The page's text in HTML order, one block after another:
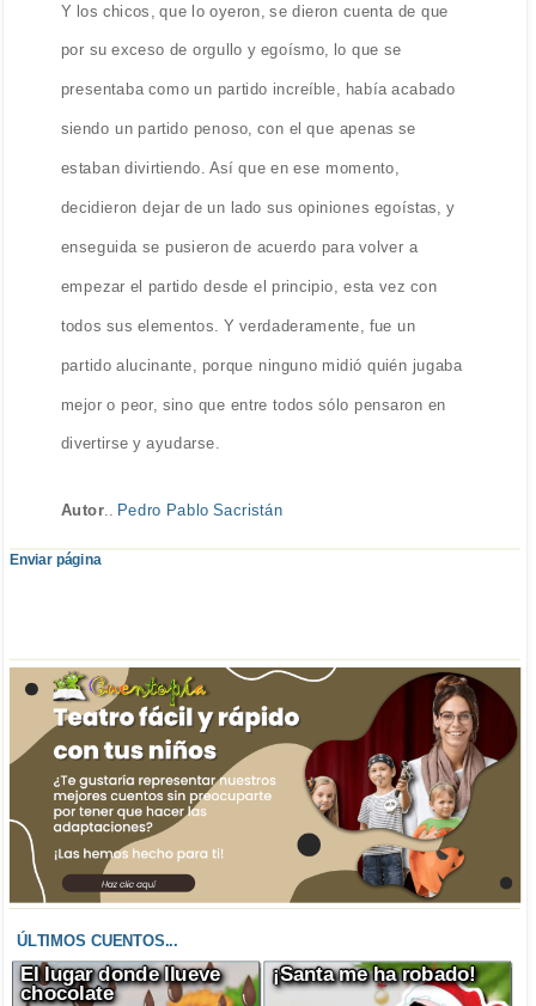
Y los chicos, que lo oyeron, se dieron cuenta de que
por su exceso de orgullo y egoísmo, lo que se
presentaba como un partido increíble, había acabado
siendo un partido penoso, con el que apenas se
estaban divirtiendo. Así que en ese momento,
decidieron dejar de un lado sus opiniones egoístas, y
enseguida se pusieron de acuerdo para volver a
empezar el partido desde el principio, esta vez con
todos sus elementos. Y verdaderamente, fue un
partido alucinante, porque ninguno midió quién jugaba
mejor o peor, sino que entre todos sólo pensaron en
divertirse y ayudarse.
Autor.. Pedro Pablo Sacristán
Enviar página
ÚLTIMOS CUENTOS...
El lugar donde llueve
chocolate
¡Santa me ha robado!